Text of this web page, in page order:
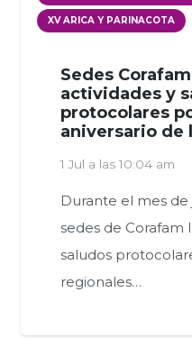
XV ARICA Y PARINACOTA
Sedes
actividades y
protocolares
aniversario de
1 Jul a las 10:04 am
Durante el mes de
sedes de Corafam
saludos
regionales…